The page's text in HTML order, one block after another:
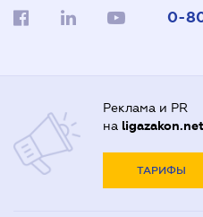
0-
Реклама и PR
на ligazakon.net
ТАРИФЫ